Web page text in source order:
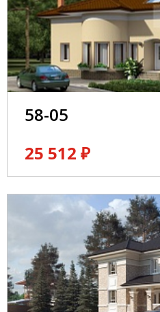
58-05
25 512 ₽